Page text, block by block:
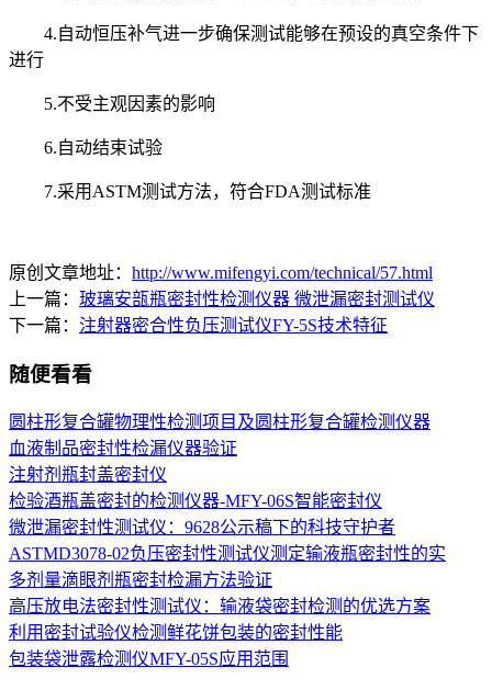
4.自动恒压补气进一步确保测试能够在预设的真空条件下
进行
5.不受主观因素的影响
6.自动结束试验
7.采用ASTM测试方法，符合FDA测试标准
原创文章地址： http://www.mifengyi.com/technical/57.html
上一篇： 玻璃安瓿瓶密封性检测仪器 微泄漏密封测试仪
下一篇： 注射器密合性负压测试仪FY-5S技术特征
随便看看
圆柱形复合罐物理性检测项目及圆柱形复合罐检测仪器
血液制品密封性检漏仪器验证
注射剂瓶封盖密封仪
检验酒瓶盖密封的检测仪器-MFY-06S智能密封仪
微泄漏密封性测试仪：9628公示稿下的科技守护者
ASTMD3078-02负压密封性测试仪测定输液瓶密封性的实
多剂量滴眼剂瓶密封检漏方法验证
高压放电法密封性测试仪：输液袋密封检测的优选方案
利用密封试验仪检测鲜花饼包装的密封性能
包装袋泄露检测仪MFY-05S应用范围